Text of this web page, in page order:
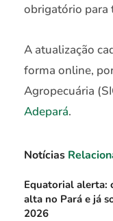
obrigatório para
A atualização
forma online,
Agropecuária
Adepará.
Notícias
Equatorial alerta:
alta no Pará e já
2026